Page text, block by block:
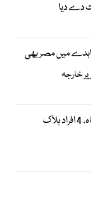
میں مصر بھی
خارجہ